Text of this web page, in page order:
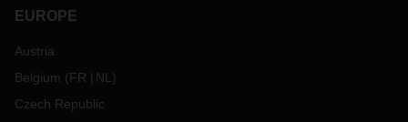
EUROPE
Austria
Belgium (FR NL )
Czech Republic